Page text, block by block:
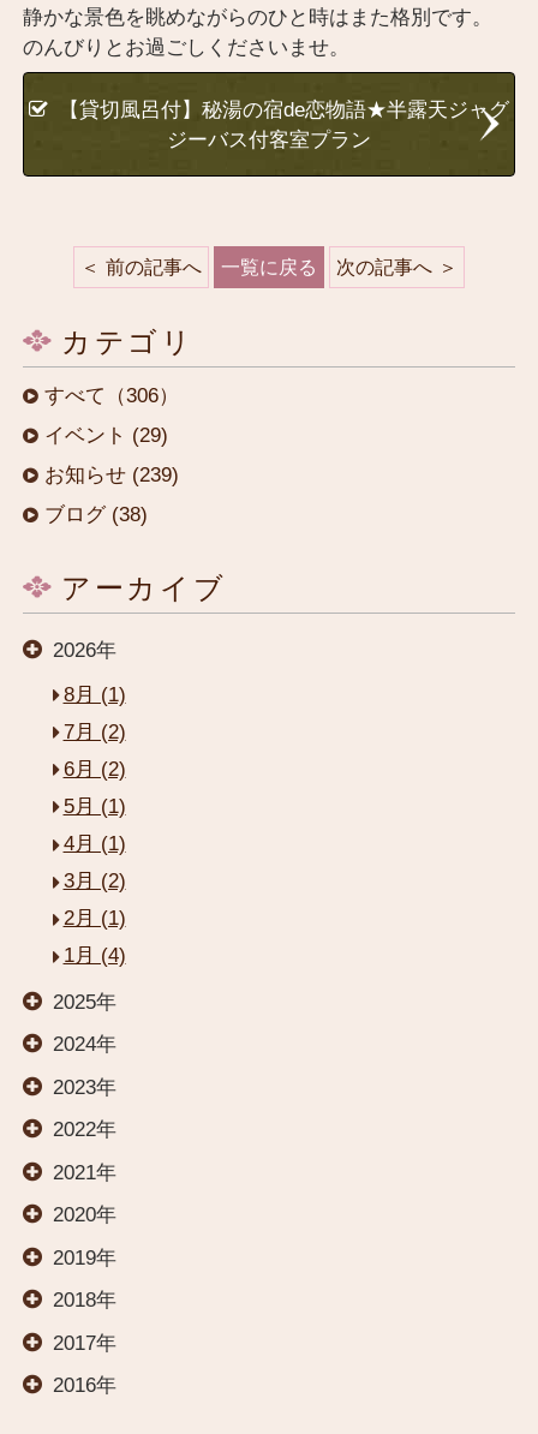
静かな景色を眺めながらのひと時はまた格別です。
のんびりとお過ごしくださいませ。
【貸切風呂付】秘湯の宿de恋物語★半露天ジャグ
ジーバス付客室プラン
前の記事へ 一覧に戻る 次の記事へ
カテゴリ
すべて（306）
イベント (29)
お知らせ (239)
ブログ (38)
アーカイブ
2026年
8月 (1)
7月 (2)
6月 (2)
5月 (1)
4月 (1)
3月 (2)
2月 (1)
1月 (4)
2025年
2024年
2023年
2022年
2021年
2020年
2019年
2018年
2017年
2016年
HOME
お部屋
温泉
料理